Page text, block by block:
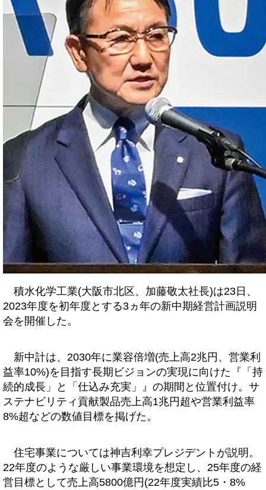
積水化学工業(大阪市北区、加藤敬太社長)は23日、
2023年度を初年度とする3ヵ年の新中期経営計画説明
会を開催した。
新中計は、2030年に業容倍増(売上高2兆円、営業利
益率10%)を目指す長期ビジョンの実現に向けた『「持
続的成長」と「仕込み充実」』の期間と位置付け。サ
ステナビリティ貢献製品売上高1兆円超や営業利益率
8%超などの数値目標を掲げた。
住宅事業については神吉利幸プレジデントが説明。
22年度のような厳しい事業環境を想定し、25年度の経
営目標として売上高5800億円(22年度実績比5・8%